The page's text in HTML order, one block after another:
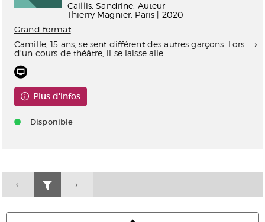
Caillis, Sandrine. Auteur
Thierry Magnier. Paris | 2020
Grand format
Camille, 15 ans, se sent différent des autres garçons. Lors
d'un cours de théâtre, il se laisse alle...
Plus d'infos
Disponible